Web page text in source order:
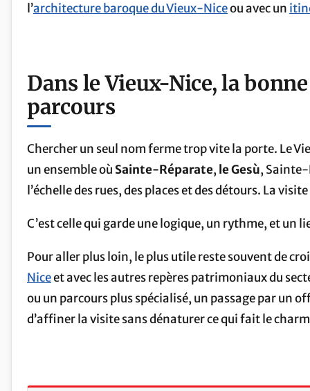
l’architecture baroque du Vieux-Niceou avec un
Dans le Vieux-Nice, la
parcours
Chercher un seul nom ferme trop vite la porte. Le
un ensemble où Sainte-Réparate, le Gesù,
l’échelle des rues, des places et des détours. La
C’est celle qui garde une logique, un rythme, et un
Pour aller plus loin, le plus utile reste souvent de
Niceet avec les autres repères patrimoniaux du
ou un parcours plus spécialisé, un passage par un
d’affiner la visite sans dénaturer ce qui fait le